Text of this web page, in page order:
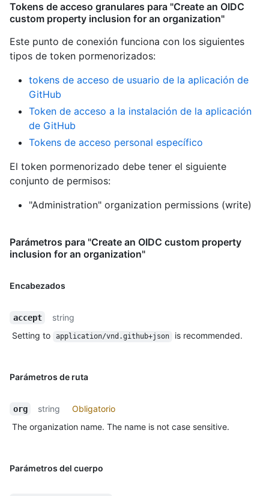
Tokens de acceso granulares para "Create an OIDC
custom property inclusion for an organization"
Este punto de conexión funciona con los siguientes
tipos de token pormenorizados:
tokens de acceso de usuario de la aplicación de
GitHub
Token de acceso a la instalación de la aplicación
de GitHub
Tokens de acceso personal específico
El token pormenorizado debe tener el siguiente
conjunto de permisos:
"Administration" organization permissions (write)
Parámetros para "Create an OIDC custom property
inclusion for an organization"
Encabezados
accept
string
Setting to
application/vnd.github+json is recommended.
Parámetros de ruta
org string
Obligatorio
The organization name. The name is not case sensitive.
Parámetros del cuerpo